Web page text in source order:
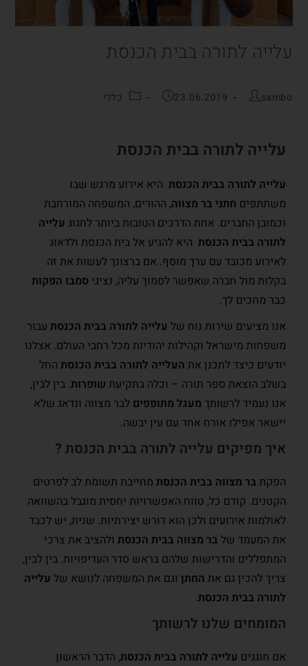
עלייה לתורה בבית הכנסת
sambo
23.06.2019 כללי
עלייה לתורה בבית הכנסת
עלייה לתורה בבית הכנסת היא אירוע מרגש שבו
משתתפים חתני בר מצווה, ההורים, המשפחה המורחבת
וכמובן החברים. אחת הדרכים הטובות ביותר לחגוג עלייה
לתורה בבית הכנסת היא להגיע אל בית הכנסת ולדאוג
לאירוע מכובד עם ערך מוסף. אם ברצונך לעשות את זה
בקלות מול חברה שאפשר לסמוך עליה, נציגי סמבו הפקות
כבר מחכים לך.
אנו מציעים שירות נוח של עלייה לתורה בבית הכנסת עבור
משפחות מישראל וקהילות יהודיות מכל רחבי העולם. אצלנו
יודעים כיצד לתכנן את העלייה לתורה בבית הכנסת החל
בשלב הוצאת ספר תורה – וכלה בתקיעת שופרות. בין לבין,
אנו נעמיד לרשותך מעגל מתופפים לבר מצווה ונדאג שלא
יישאר אפילו אורח אחד עם עין יבשה.
איך מפיקים עלייה לתורה בבית הכנסת ?
הפקת בר מצווה בבית הכנסת מחייבת תשומת לב לפרטים
הקטנים. קודם כל, טווח האפשרויות יחסית מוגבל בהשוואה
לאולמות אירועים ולכן הוא דורש יצירתיות. שנית, יש לכבד
את המעמד של בר מצווה בבית הכנסת ולהציב את צרכי
המתפללים והדרישות שלהם בראש סדר העדיפויות. בין לבין,
צריך להכין גם את החתן וגם את המשפחה לנושא של עלייה
לתורה בבית הכנסת.
המומחים שלנו לרשותך
אם חוגגים עלייה לתורה בבית הכנסת, הדבר הראשון